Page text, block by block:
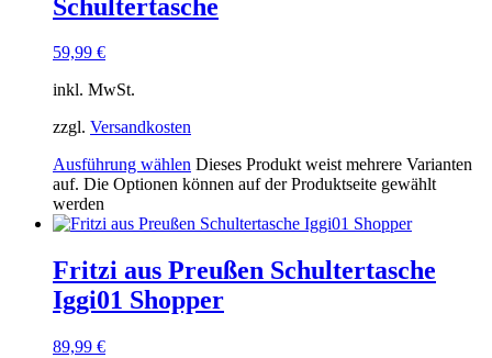
Schultertasche
59,99 €
inkl. MwSt.
zzgl. Versandkosten
Ausführung wählen Dieses Produkt weist mehrere Varianten
auf. Die Optionen können auf der Produktseite gewählt
werden
Fritzi aus Preußen Schultertasche
Iggi01 Shopper
89,99 €